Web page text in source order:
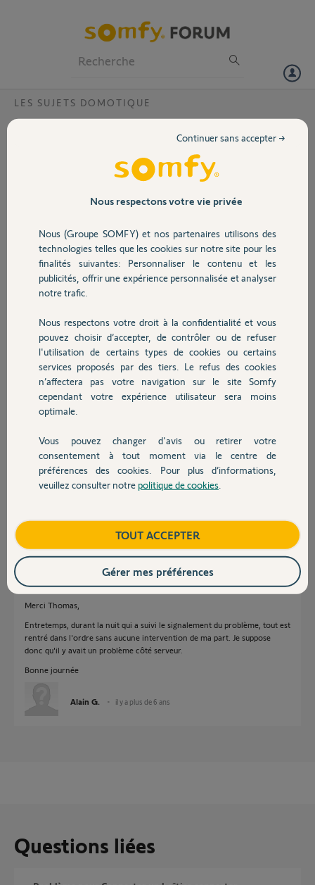
Volet
Sécurité
Domotique
Chauffage
Autres produits
Devis avec un pro
Contact
LES SUJETS DOMOTIQUE
Problème connexion bis?
Bonjour, il y a quelques souci ces derniers temps avec ma box
Tahoma. Un souci de serveur apparemment réglé, mais depuis cette
après-midi j'accède sans difficulté à la plateforme avec l'app sur mon
smartphone. Par contre sur le site web, je retrouve le dessin de
l'habitation mais vide .... plus rien. Que se passe-t-il ? Voici mon PIN
Alain G.
Participer au fil de discussion
Réponses
Bonjour Alain,
Avez-vous essayer d'effectuer une procédure de resynchronisation de
FAQ Vidéo : Comment effectuer un RESET de mon TaHoma ?
Si oui et que le problème persiste, il faudra prendre contact avec Somfy
Belgique en charge de votre SAV car je n'aurai pas d'accès à votre
système.
il y a plus de 6 ans
Merci Thomas,
Entretemps, durant la nuit qui a suivi le signalement du problème, tout est
rentré dans l'ordre sans aucune intervention de ma part. Je suppose
donc qu'il y avait un problème côté serveur.
Bonne journée
Alain G. il y a plus de 6 ans
Questions liées
Nous respectons votre vie privée
Nous (Groupe SOMFY) et nos partenaires utilisons des
technologies telles que les cookies sur notre site pour les
finalités suivantes: Personnaliser le contenu et les
publicités, offrir une expérience personnalisée et analyser
notre trafic.
Nous respectons votre droit à la confidentialité et vous
pouvez choisir d’accepter, de contrôler ou de refuser
l'utilisation de certains types de cookies ou certains
services proposés par des tiers. Le refus des cookies
n’affectera pas votre navigation sur le site Somfy
cependant votre expérience utilisateur sera moins
optimale.
Vous pouvez changer d'avis ou retirer votre
consentement à tout moment via le centre de
préférences des cookies. Pour plus d’informations,
veuillez consulter notre politique de cookies
Continuer sans accepter →
TOUT ACCEPTER
Gérer mes préférences